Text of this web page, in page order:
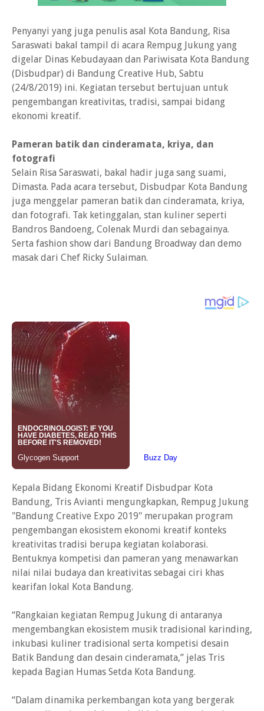
Penyanyi yang juga penulis asal Kota Bandung, Risa
Saraswati bakal tampil di acara Rempug Jukung yang
digelar Dinas Kebudayaan dan Pariwisata Kota Bandung
(Disbudpar) di Bandung Creative Hub, Sabtu
(24/8/2019) ini. Kegiatan tersebut bertujuan untuk
pengembangan kreativitas, tradisi, sampai bidang
ekonomi kreatif.
Pameran batik dan cinderamata, kriya, dan
fotografi
Selain Risa Saraswati, bakal hadir juga sang suami,
Dimasta. Pada acara tersebut, Disbudpar Kota Bandung
juga menggelar pameran batik dan cinderamata, kriya,
dan fotografi. Tak ketinggalan, stan kuliner seperti
Bandros Bandoeng, Colenak Murdi dan sebagainya.
Serta fashion show dari Bandung Broadway dan demo
masak dari Chef Ricky Sulaiman.
Kepala Bidang Ekonomi Kreatif Disbudpar Kota
Bandung, Tris Avianti mengungkapkan, Rempug Jukung
"Bandung Creative Expo 2019" merupakan program
pengembangan ekosistem ekonomi kreatif konteks
kreativitas tradisi berupa kegiatan kolaborasi.
Bentuknya kompetisi dan pameran yang menawarkan
nilai nilai budaya dan kreativitas sebagai ciri khas
kearifan lokal Kota Bandung.
“Rangkaian kegiatan Rempug Jukung di antaranya
mengembangkan ekosistem musik tradisional karinding,
inkubasi kuliner tradisional serta kompetisi desain
Batik Bandung dan desain cinderamata,” jelas Tris
kepada Bagian Humas Setda Kota Bandung.
“Dalam dinamika perkembangan kota yang bergerak